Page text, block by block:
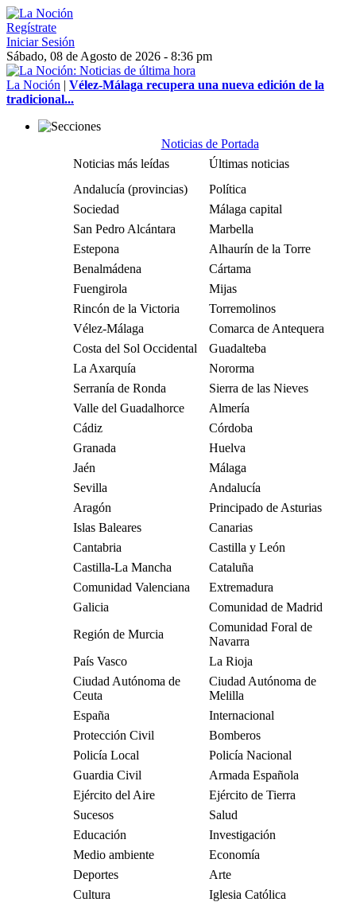
Regístrate
Iniciar Sesión
Sábado, 08 de Agosto de 2026 - 8:36 pm
La Noción | Vélez-Málaga recupera una nueva edición de la
tradicional...
Noticias de Portada
Noticias más leídas
Últimas noticias
Andalucía (provincias)
Política
Sociedad
Málaga capital
San Pedro Alcántara
Marbella
Estepona
Alhaurín de la Torre
Benalmádena
Cártama
Fuengirola
Mijas
Rincón de la Victoria
Torremolinos
Vélez-Málaga
Comarca de Antequera
Costa del Sol Occidental
Guadalteba
La Axarquía
Nororma
Serranía de Ronda
Sierra de las Nieves
Valle del Guadalhorce
Almería
Cádiz
Córdoba
Granada
Huelva
Jaén
Málaga
Sevilla
Andalucía
Aragón
Principado de Asturias
Islas Baleares
Canarias
Cantabria
Castilla y León
Castilla-La Mancha
Cataluña
Comunidad Valenciana
Extremadura
Galicia
Comunidad de Madrid
Región de Murcia
Comunidad Foral de
Navarra
País Vasco
La Rioja
Ciudad Autónoma de
Ceuta
Ciudad Autónoma de
Melilla
España
Internacional
Protección Civil
Bomberos
Policía Local
Policía Nacional
Guardia Civil
Armada Española
Ejército del Aire
Ejército de Tierra
Sucesos
Salud
Educación
Investigación
Medio ambiente
Economía
Deportes
Arte
Cultura
Iglesia Católica